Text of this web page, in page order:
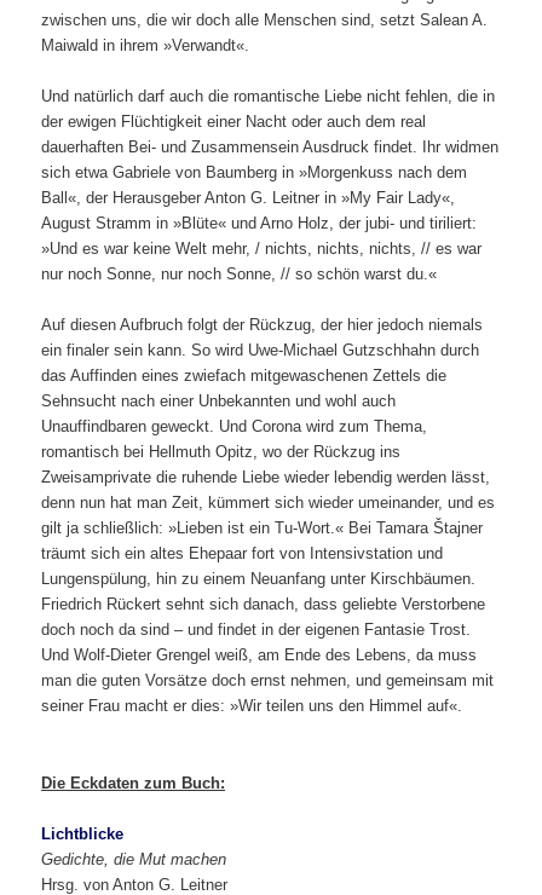
zwischen uns, die wir doch alle Menschen sind, setzt Salean A.
Maiwald in ihrem »Verwandt«.
Und natürlich darf auch die romantische Liebe nicht fehlen, die in
der ewigen Flüchtigkeit einer Nacht oder auch dem real
dauerhaften Bei- und Zusammensein Ausdruck findet. Ihr widmen
sich etwa Gabriele von Baumberg in »Morgenkuss nach dem
Ball«, der Herausgeber Anton G. Leitner in »My Fair Lady«,
August Stramm in »Blüte« und Arno Holz, der jubi- und tiriliert:
»Und es war keine Welt mehr, / nichts, nichts, nichts, // es war
nur noch Sonne, nur noch Sonne, // so schön warst du.«
Auf diesen Aufbruch folgt der Rückzug, der hier jedoch niemals
ein finaler sein kann. So wird Uwe-Michael Gutzschhahn durch
das Auffinden eines zwiefach mitgewaschenen Zettels die
Sehnsucht nach einer Unbekannten und wohl auch
Unauffindbaren geweckt. Und Corona wird zum Thema,
romantisch bei Hellmuth Opitz, wo der Rückzug ins
Zweisamprivate die ruhende Liebe wieder lebendig werden lässt,
denn nun hat man Zeit, kümmert sich wieder umeinander, und es
gilt ja schließlich: »Lieben ist ein Tu-Wort.« Bei Tamara Štajner
träumt sich ein altes Ehepaar fort von Intensivstation und
Lungenspülung, hin zu einem Neuanfang unter Kirschbäumen.
Friedrich Rückert sehnt sich danach, dass geliebte Verstorbene
doch noch da sind – und findet in der eigenen Fantasie Trost.
Und Wolf-Dieter Grengel weiß, am Ende des Lebens, da muss
man die guten Vorsätze doch ernst nehmen, und gemeinsam mit
seiner Frau macht er dies: »Wir teilen uns den Himmel auf«.
Die Eckdaten zum Buch:
Lichtblicke
Gedichte, die Mut machen
Hrsg. von Anton G. Leitner